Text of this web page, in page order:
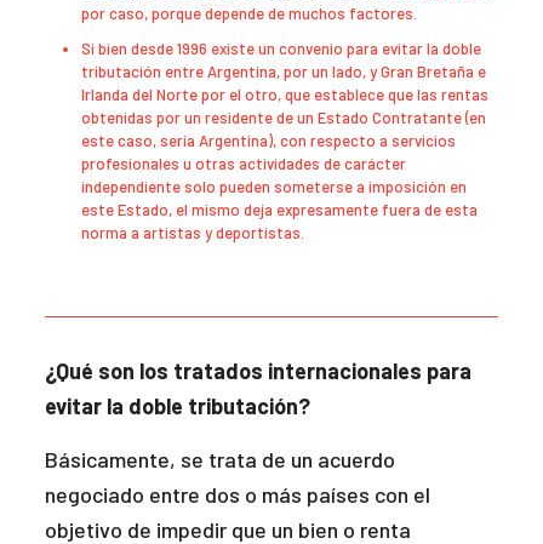
por caso, porque depende de muchos factores.
Si bien desde 1996 existe un convenio para evitar la doble
tributación entre Argentina, por un lado, y Gran Bretaña e
Irlanda del Norte por el otro, que establece que las rentas
obtenidas por un residente de un Estado Contratante (en
este caso, sería Argentina), con respecto a servicios
profesionales u otras actividades de carácter
independiente solo pueden someterse a imposición en
este Estado, el mismo deja expresamente fuera de esta
norma a artistas y deportistas.
¿Qué son los tratados internacionales para
evitar la doble tributación?
Básicamente, se trata de un acuerdo
negociado entre dos o más países con el
objetivo de impedir que un bien o renta